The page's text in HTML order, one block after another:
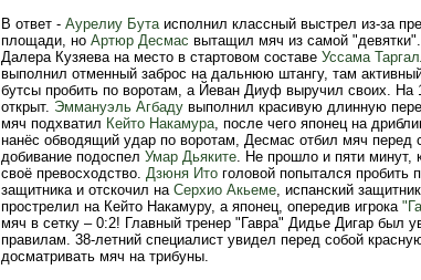
В ответ - Аурелиу Бутаисполнил классный выстрел из-за
площади, но Артюр Десмас вытащил мяч из самой
Далера Кузяева на место в стартовом составе Уссама
выполнил отменный заброс на дальнюю штангу, там
бутсы пробить по воротам, а Йеван Диуф выручил своих. На
открыт. Эммануэль Агбадувыполнил красивую длинную
мяч подхватил Кейто Накамура, после чего японец на
нанёс обводящий удар по воротам, Десмас отбил мяч перед
добивание подоспел Умар Дьяките. Не прошло и пяти минут,
своё превосходство. Дзюня Итоголовой попытался пробить
защитника и отскочил на Серхио Акьеме, испанский
прострелил на Кейто Накамуру, а японец, опередив игрока
мяч в сетку – 0:2! Главный тренер "Гавра" Дидье Дигар был
правилам. 38-летний специалист увидел перед собой
досматривать мяч на трибуны.